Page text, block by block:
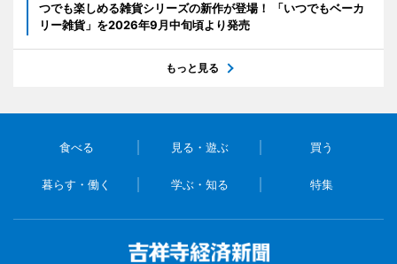
つでも楽しめる雑貨シリーズの新作が登場！ 「いつでもベーカ
リー雑貨」を2026年9月中旬頃より発売
もっと見る
食べる 見る・遊ぶ 買う
暮らす・働く 学ぶ・知る 特集